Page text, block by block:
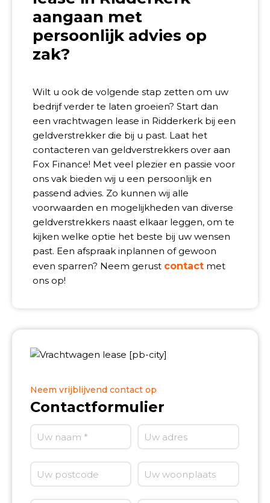
aangaan met
persoonlijk advies op
zak?
Wilt u ook de volgende stap zetten om uw
bedrijf verder te laten groeien? Start dan
een vrachtwagen lease in Ridderkerk bij een
geldverstrekker die bij u past. Laat het
contacteren van geldverstrekkers over aan
Fox Finance! Met veel plezier en passie voor
ons vak bieden wij u een persoonlijk en
passend advies. Zo kunnen wij alle
voorwaarden en mogelijkheden van diverse
geldverstrekkers naast elkaar leggen, om te
kijken welke optie het beste bij uw wensen
past. Een afspraak inplannen of gewoon
even sparren? Neem gerust contact met
ons op!
Neem vrijblijvend contact op
Contactformulier